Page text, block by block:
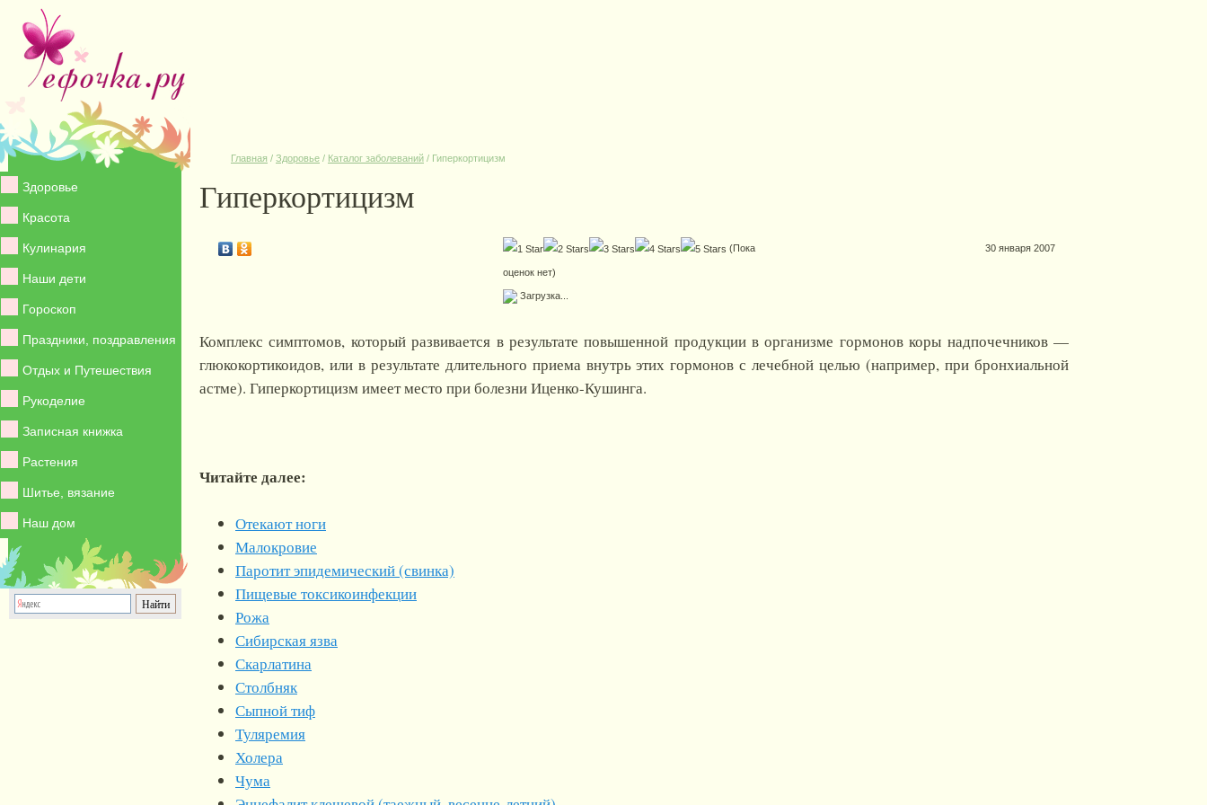
Здоровье
Красота
Кулинария
Наши дети
Гороскоп
Праздники, поздравления
Отдых и Путешествия
Рукоделие
Записная книжка
Растения
Шитье, вязание
Наш дом
Главная / Здоровье / Каталог заболеваний / Гиперкортицизм
Гиперкортицизм
(Пока
оценок нет)
Загрузка...
30 января 2007
Комплекс симптомов, который развивается в результате повышенной продукции в организме гормонов коры надпочечников —
глюкокортикоидов, или в результате длительного приема внутрь этих гормонов с лечебной целью (например, при бронхиальной
астме). Гиперкортицизм имеет место при болезни Иценко-Кушинга.
Читайте далее:
Отекают ноги
Малокровие
Паротит эпидемический (свинка)
Пищевые токсикоинфекции
Рожа
Сибирская язва
Скарлатина
Столбняк
Сыпной тиф
Туляремия
Холера
Чума